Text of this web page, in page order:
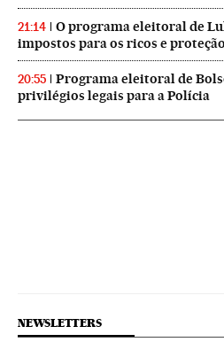
21:14
O programa eleitoral de
impostos para os ricos e
20:55
Programa eleitoral de
privilégios legais para a Polícia
NEWSLETTERS